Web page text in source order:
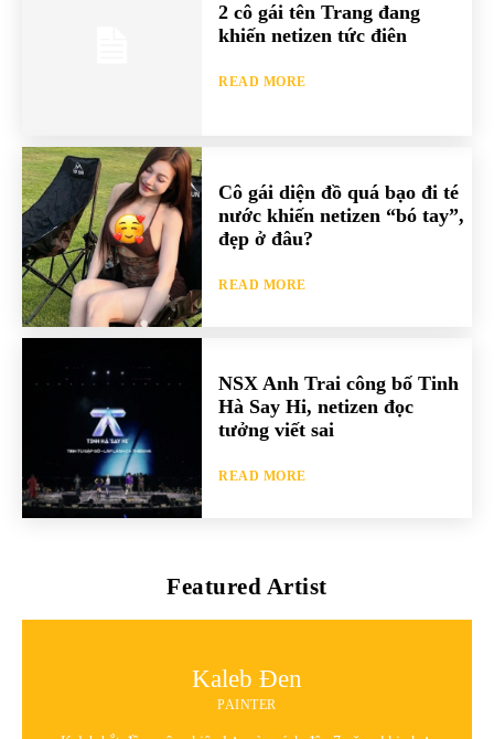
2 cô gái tên Trang đang
khiến netizen tức điên
READ MORE
Cô gái diện đồ quá bạo đi té
nước khiến netizen “bó tay”,
đẹp ở đâu?
READ MORE
NSX Anh Trai công bố Tinh
Hà Say Hi, netizen đọc
tưởng viết sai
READ MORE
Featured Artist
Kaleb Đen
PAINTER